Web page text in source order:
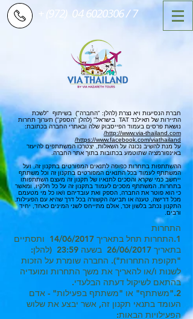
+ (972) 04 6020306/ 7
חברת הנסיעות ויא נצרת (להלן: "החברה") בשיתוף "לשכת
התיירות של תאילנד TAT בישראל" (להלן "הספק") תערוך תחרות
נושאת פרסים בעמוד הפייסבוק שלה ובאתרי החברה בכתובת:
http://www.via-thailand.com/
https://www.facebook.com/viathailand/
על מנת להשיב נכונה על השאלות, יצטרכו המשתתפים להיעזר
באינפורמציה שתוטמע בכתובות בתוך אתר החברה.
ההשתתפות בתחרות כפופה לתנאים המפורטים בתקנון זה, ועל
המשתתף לעמוד בכל התנאים המפורטים בתקנון זה וכל משתתף
ייחשב כמי שקרא והסכים לתנאיו של תקנון זה מעצם השתתפותו
בתחרות. המשתתף מסכים לעמוד בתקנון זה על כל חלקיו, ומאשר
כי הוא פוטר את החברה, הספק ואת עובדיהם ו/או כל מי מטעמם
מכל דרישה, טענה או תביעה הקשורה בכל דרך שהיא עם הפעילות.
התקנון נכתב בלשון זכר, אולם מתייחס לשני המינים כאחד, יחיד
ורבים.
התחרות
1.התחרות תחל בתאריך 14/06/2017 ותסתיים
בתאריך 26/06/2017 בשעה 23:59 (להלן:
"תקופת התחרות"). החברה שומרת על הזכות
לשנות ו/או להאריך את משך התחרות ומועדיה
בהתאם לשיקול דעתה הבלעדי.
2."משתתף" או "משתתף בפעילות" - אדם
העומד בתנאי תקנון זה, אשר יבצע את שלוש
הפעילויות הבאות: